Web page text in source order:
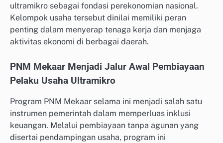
ultramikro sebagai fondasi perekonomian nasional.
Kelompok usaha tersebut dinilai memiliki peran
penting dalam menyerap tenaga kerja dan menjaga
aktivitas ekonomi di berbagai daerah.
PNM Mekaar Menjadi Jalur Awal Pembiayaan
Pelaku Usaha Ultramikro
Program PNM Mekaar selama ini menjadi salah satu
instrumen pemerintah dalam memperluas inklusi
keuangan. Melalui pembiayaan tanpa agunan yang
disertai pendampingan usaha, program ini